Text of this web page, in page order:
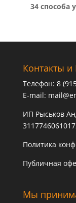
34 способа
Контакты и
Телефон: 8
E-mail:
ИП Рыськов
Политика
Публичная
Мы